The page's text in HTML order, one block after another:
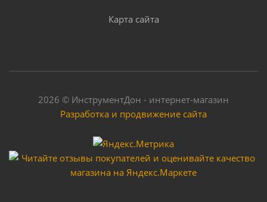
Карта сайта
2026 © ИнструментДон - интернет-магазин
Разработка и продвижение сайта